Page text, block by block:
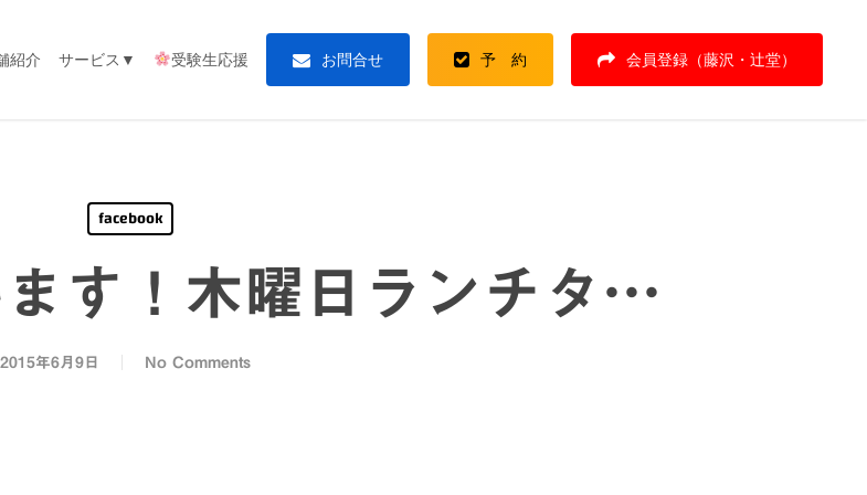
紹介 サービス▼ 受験生応援 お問合せ 予 約 会員登録（藤沢・辻堂）
facebook
す！木曜日ランチタ…
2015年6月9日 No Comments